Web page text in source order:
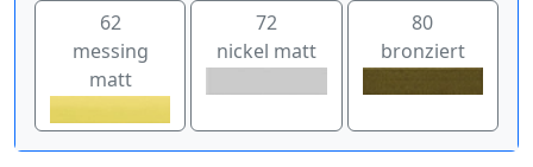
62
messing
matt
72
nickel matt
80
bronziert